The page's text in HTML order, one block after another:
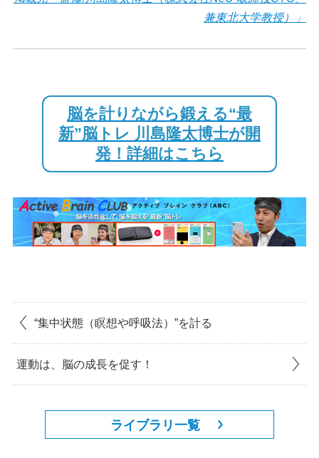
兼東北大学教授）」
脳を計りながら鍛える“最
新”脳トレ 川島隆太博士が開
発！詳細はこちら
“集中状態（瞑想や呼吸法）”を計る
運動は、脳の成長を促す！
ライブラリ一覧